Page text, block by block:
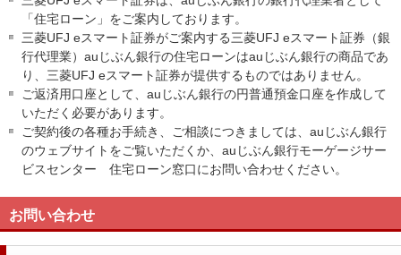
「住宅ローン」をご案内しております。
三菱UFJ eスマート証券がご案内する三菱UFJ eスマート証券（銀
行代理業）auじぶん銀行の住宅ローンはauじぶん銀行の商品であ
り、三菱UFJ eスマート証券が提供するものではありません。
ご返済用口座として、auじぶん銀行の円普通預金口座を作成して
いただく必要があります。
ご契約後の各種お手続き、ご相談につきましては、auじぶん銀行
のウェブサイトをご覧いただくか、auじぶん銀行モーゲージサー
ビスセンター 住宅ローン窓口にお問い合わせください。
お問い合わせ